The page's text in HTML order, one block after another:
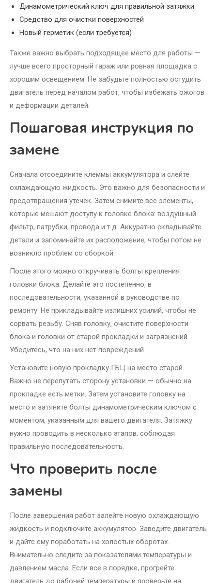
Динамометрический ключ для правильной затяжки
Средство для очистки поверхностей
Новый герметик (если требуется)
Также важно выбрать подходящее место для работы —
лучше всего просторный гараж или ровная площадка с
хорошим освещением. Не забудьте полностью остудить
двигатель перед началом работ, чтобы избежать ожогов
и деформации деталей.
Пошаговая инструкция по
замене
Сначала отсоедините клеммы аккумулятора и слейте
охлаждающую жидкость. Это важно для безопасности и
предотвращения утечек. Затем снимите все элементы,
которые мешают доступу к головке блока: воздушный
фильтр, патрубки, провода и т.д. Аккуратно складывайте
детали и запоминайте их расположение, чтобы потом не
возникло проблем со сборкой.
После этого можно откручивать болты крепления
головки блока. Делайте это постепенно, в
последовательности, указанной в руководстве по
ремонту. Не прикладывайте излишних усилий, чтобы не
сорвать резьбу. Сняв головку, очистите поверхности
блока и головки от старой прокладки и загрязнений.
Убедитесь, что на них нет повреждений.
Установите новую прокладку ГБЦ на место старой.
Важно не перепутать сторону установки — обычно на
прокладке есть метки. Затем установите головку на
место и затяните болты динамометрическим ключом с
моментом, указанным для вашего двигателя. Затяжку
нужно проводить в несколько этапов, соблюдая
правильную последовательность.
Что проверить после
замены
После завершения работ залейте новую охлаждающую
жидкость и подключите аккумулятор. Заведите двигатель
и дайте ему поработать на холостых оборотах.
Внимательно следите за показателями температуры и
давлением масла. Если все в порядке, прогрейте